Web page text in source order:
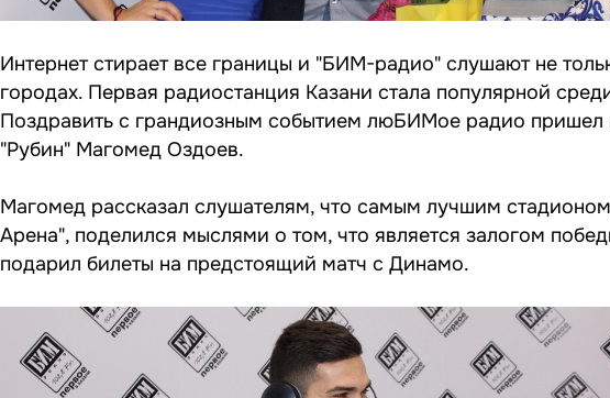
Интернет стирает все границы и "БИМ-радио" слушают не
городах. Первая радиостанция Казани стала популярной
Поздравить с грандиозным событием люБИМое радио пришел
"Рубин" Магомед Оздоев.
Магомед рассказал слушателям, что самым лучшим
Арена", поделился мыслями о том, что является залогом
подарил билеты на предстоящий матч с Динамо.